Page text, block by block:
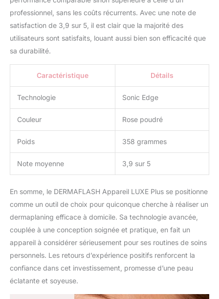
unique et un nettoyant
visage PREFLASH
Essential Skin Prep (10
ml).
professionnel, sans les coûts récurrents. Avec une note de
satisfaction de 3,9 sur 5, il est clair que la majorité des
utilisateurs sont satisfaits, louant aussi bien son efficacité que
sa durabilité.
Caractéristique Détails
Technologie Sonic Edge
Couleur Rose poudré
Poids 358 grammes
Note moyenne 3,9 sur 5
En somme, le DERMAFLASH Appareil LUXE Plus se positionne
comme un outil de choix pour quiconque cherche à réaliser un
dermaplaning efficace à domicile. Sa technologie avancée,
couplée à une conception soignée et pratique, en fait un
appareil à considérer sérieusement pour ses routines de soins
personnels. Les retours d’expérience positifs renforcent la
confiance dans cet investissement, promesse d’une peau
éclatante et soyeuse.